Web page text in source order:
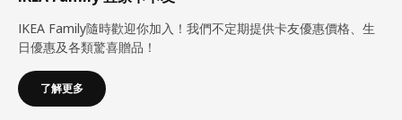
IKEA Family隨時歡迎你加入！我們不定期提供卡友優惠價格、生
日優惠及各類驚喜贈品！
了解更多